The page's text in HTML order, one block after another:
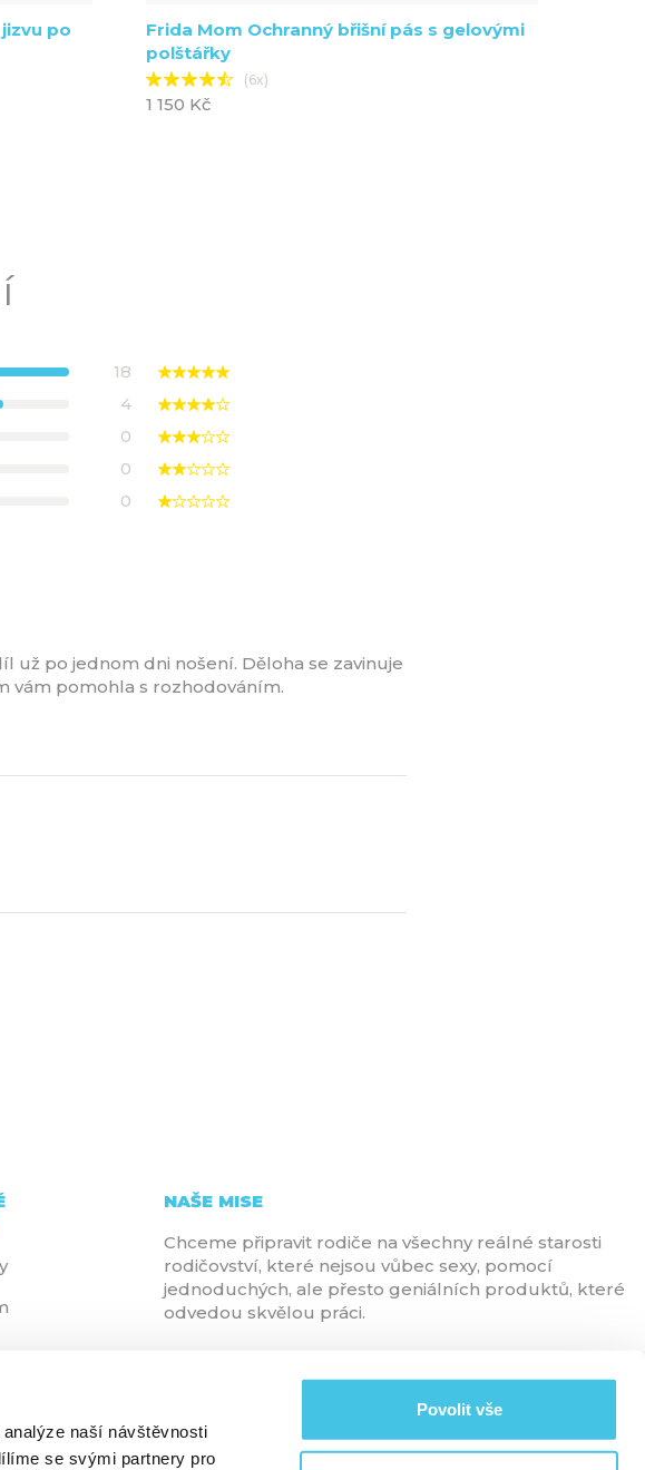
naší návštěvnosti
se svými partnery pro
Povolit vše
po
Frida Mom Ochranný břišní pás s gelovými
polštářky
(6x)
1 150 Kč
18
4
0
0
0
už po jednom dni nošení. Děloha se zavinuje
vám pomohla s rozhodováním.
NAŠE MISE
Chceme připravit rodiče na všechny reálné starosti
rodičovství, které nejsou vůbec sexy, pomocí
jednoduchých, ale přesto geniálních produktů, které
odvedou skvělou práci.